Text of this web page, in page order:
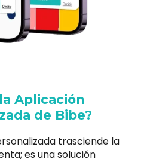
Aplicación
de Bibe?
trasciende la
es una solución